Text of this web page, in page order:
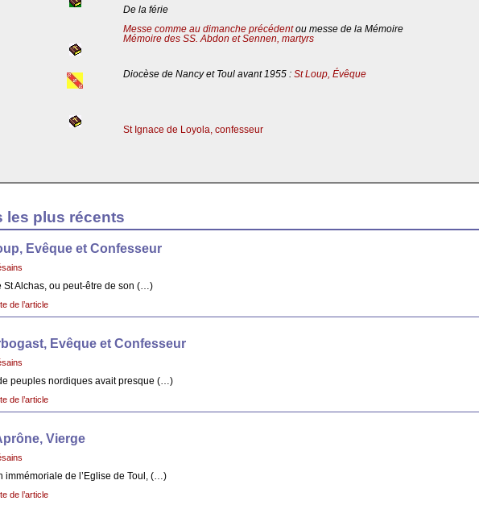
De la férie
Messe comme au dimanche précédentou messe de la Mémoire
Mémoire des SS. Abdon et Sennen, martyrs
Diocèse de Nancy et Toul avant 1955 : St Loup, Évêque
St Ignace de Loyola, confesseur
les plus récents
Evêque et Confesseur
St Alchas, ou peut-être de son (…)
de l’article
Evêque et Confesseur
peuples nordiques avait presque (…)
de l’article
Vierge
immémoriale de l’Eglise de Toul, (…)
de l’article